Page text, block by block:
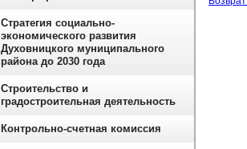
Стратегия социально-
экономического развития
Духовницкого муниципального
района до 2030 года
Строительство и
градостроительная деятельность
Контрольно-счетная комиссия